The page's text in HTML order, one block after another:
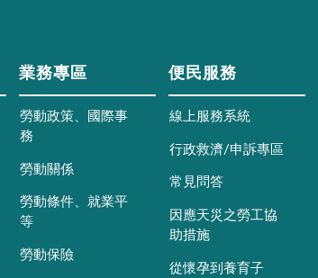
業務專區
勞動政策、國際事
務
勞動關係
勞動條件、就業平
等
勞動保險
便民服務
線上服務系統
行政救濟/申訴專區
常見問答
因應天災之勞工協
助措施
從懷孕到養育子